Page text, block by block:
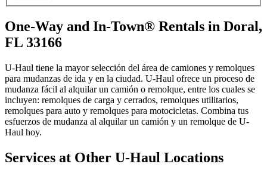
One-Way and In-Town® Rentals in Doral,
FL 33166
U-Haul tiene la mayor selección del área de camiones y remolques
para mudanzas de ida y en la ciudad. U-Haul ofrece un proceso de
mudanza fácil al alquilar un camión o remolque, entre los cuales se
incluyen: remolques de carga y cerrados, remolques utilitarios,
remolques para auto y remolques para motocicletas. Combina tus
esfuerzos de mudanza al alquilar un camión y un remolque de U-
Haul hoy.
Services at Other U-Haul Locations